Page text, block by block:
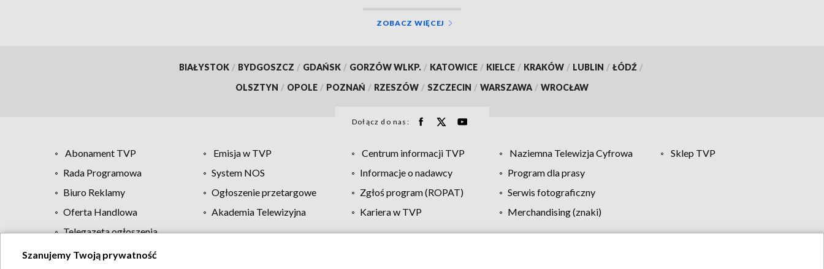
ZOBACZ WIĘCEJ
BIAŁYSTOK / BYDGOSZCZ / GDAŃSK / GORZÓW WLKP. / KATOWICE / KIELCE / KRAKÓW / LUBLIN / ŁÓDŹ /
OLSZTYN / OPOLE / POZNAŃ / RZESZÓW / SZCZECIN / WARSZAWA / WROCŁAW
Dołącz do nas:
Abonament TVP Emisja w TVP Centrum informacji TVP Naziemna Telewizja Cyfrowa
Sklep TVP
Rada Programowa
System NOS Informacje o nadawcy
Program dla prasy
Biuro Reklamy
Ogłoszenie przetargowe Zgłoś program (ROPAT)
Serwis fotograficzny
Oferta Handlowa
Akademia Telewizyjna Kariera w TVP
Merchandising (znaki)
Telegazeta ogłoszenia
Szanujemy Twoją prywatność